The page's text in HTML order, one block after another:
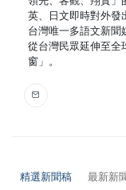
英、日文即時對外發
台灣唯一多語文新聞
從台灣民眾延伸至全
窗」。
精選新聞稿 最新新